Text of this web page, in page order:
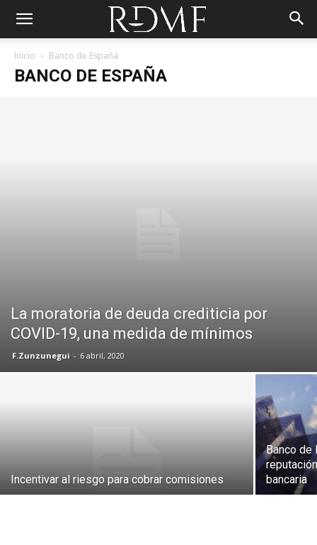
Inicio Banco de España
BANCO DE ESPAÑA
La moratoria de deuda crediticia por
COVID-19, una medida de mínimos
F.Zunzunegui - 6 abril, 2020
Incentivar al riesgo para cobrar comisiones
Banco de
bancaria